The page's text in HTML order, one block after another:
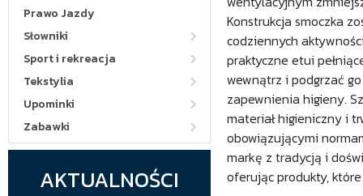
Prawo Jazdy
Słowniki
Sport i rekreacja
Tekstylia
Upominki
Zabawki
AKTUALNOŚCI
Konstrukcja smoczka
codziennych
praktyczne etui
wewnątrz i podgrzać
zapewnienia higieny.
materiał higieniczny i
obowiązującymi
markę z tradycją i
oferując produkty,